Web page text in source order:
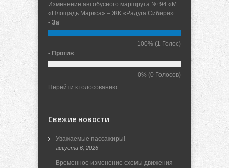
Изменение автобусного маршрута № 94 «М.
«Площадь Маркса» – ЖК «Радуга Сибири»
- За
100% (1 Голос)
- Против
0% (0 Голосов)
Перейти к голосованию
Свежие новости
Уважаемые пассажиры!
августа 6, 2026
Временное изменение схемы движения